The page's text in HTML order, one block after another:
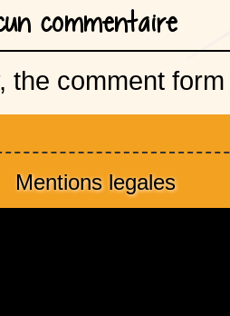
commentaire
the comment
Mentions legales